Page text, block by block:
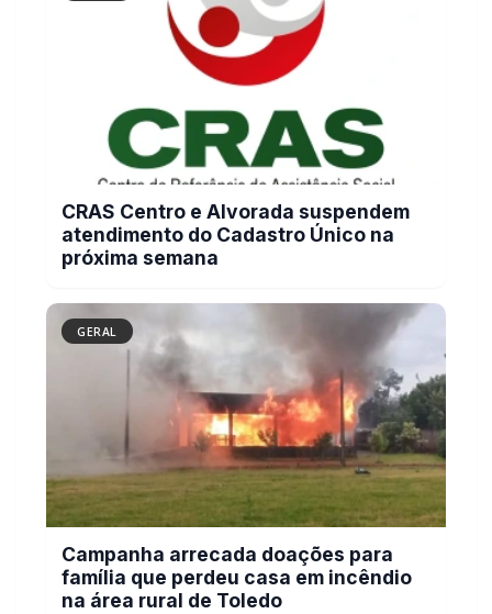
CRAS Centro e Alvorada suspendem
atendimento do Cadastro Único na
próxima semana
GERAL
Campanha arrecada doações para
família que perdeu casa em incêndio
na área rural de Toledo